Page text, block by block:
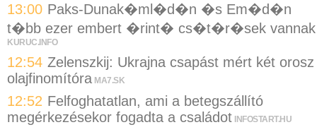
13:00 Paks-Dunak�ml�d�n �s Em�d�n
t�bb ezer embert �rint� cs�t�r�sek vannak
KURUC.INFO
12:54 Zelenszkij: Ukrajna csapást mért két orosz
olajfinomítóra MA7.SK
12:52 Felfoghatatlan, ami a betegszállító
megérkezésekor fogadta a családot INFOSTART.HU